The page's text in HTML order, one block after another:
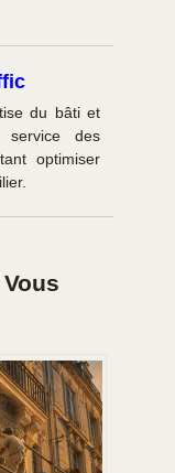
du bâti et
des
optimiser